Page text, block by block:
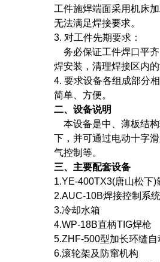
工件施焊端面采用机床
无法满足焊接要求。
3. 对工件先期要求：
务必保证工件焊口平齐
焊安装，清理焊接区内的
4. 要求设备各组成部分
简单、方便。
二、设备说明
本设备是中、薄板结
下，并可通过电动十字
气控制等。
三、 主要配套设备
1.YE-400TX3(唐山松
2.AUC-10B焊接控
3.冷却水箱
4.WP-18B直柄
5.ZHF-500型加长环
6.滚轮架及防窜